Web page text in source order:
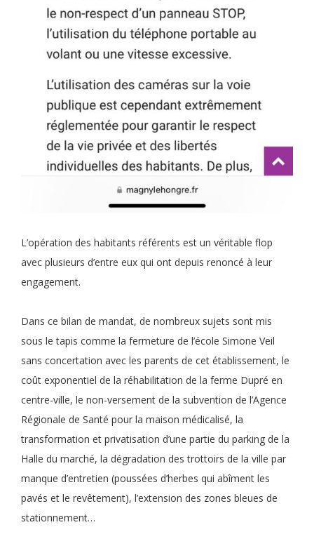
L’opération des habitants référents est un véritable flop
avec plusieurs d’entre eux qui ont depuis renoncé à leur
engagement.
Dans ce bilan de mandat, de nombreux sujets sont mis
sous le tapis comme la fermeture de l’école Simone Veil
sans concertation avec les parents de cet établissement, le
coût exponentiel de la réhabilitation de la ferme Dupré en
centre-ville, le non-versement de la subvention de l’Agence
Régionale de Santé pour la maison médicalisé, la
transformation et privatisation d’une partie du parking de la
Halle du marché, la dégradation des trottoirs de la ville par
manque d’entretien (poussées d’herbes qui abîment les
pavés et le revêtement), l’extension des zones bleues de
stationnement…